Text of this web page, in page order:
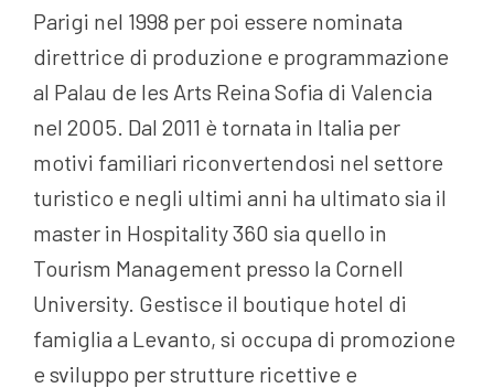
Parigi nel 1998 per poi essere nominata
direttrice di produzione e programmazione
al Palau de les Arts Reina Sofia di Valencia
nel 2005. Dal 2011 è tornata in Italia per
motivi familiari riconvertendosi nel settore
turistico e negli ultimi anni ha ultimato sia il
master in Hospitality 360 sia quello in
Tourism Management presso la Cornell
University. Gestisce il boutique hotel di
famiglia a Levanto, si occupa di promozione
e sviluppo per strutture ricettive e